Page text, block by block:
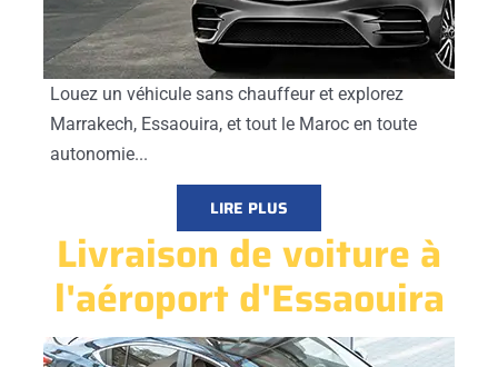
Louez un véhicule sans chauffeur et explorez
Marrakech, Essaouira, et tout le Maroc en toute
autonomie...
LIRE PLUS
Livraison de voiture à
l'aéroport d'Essaouira